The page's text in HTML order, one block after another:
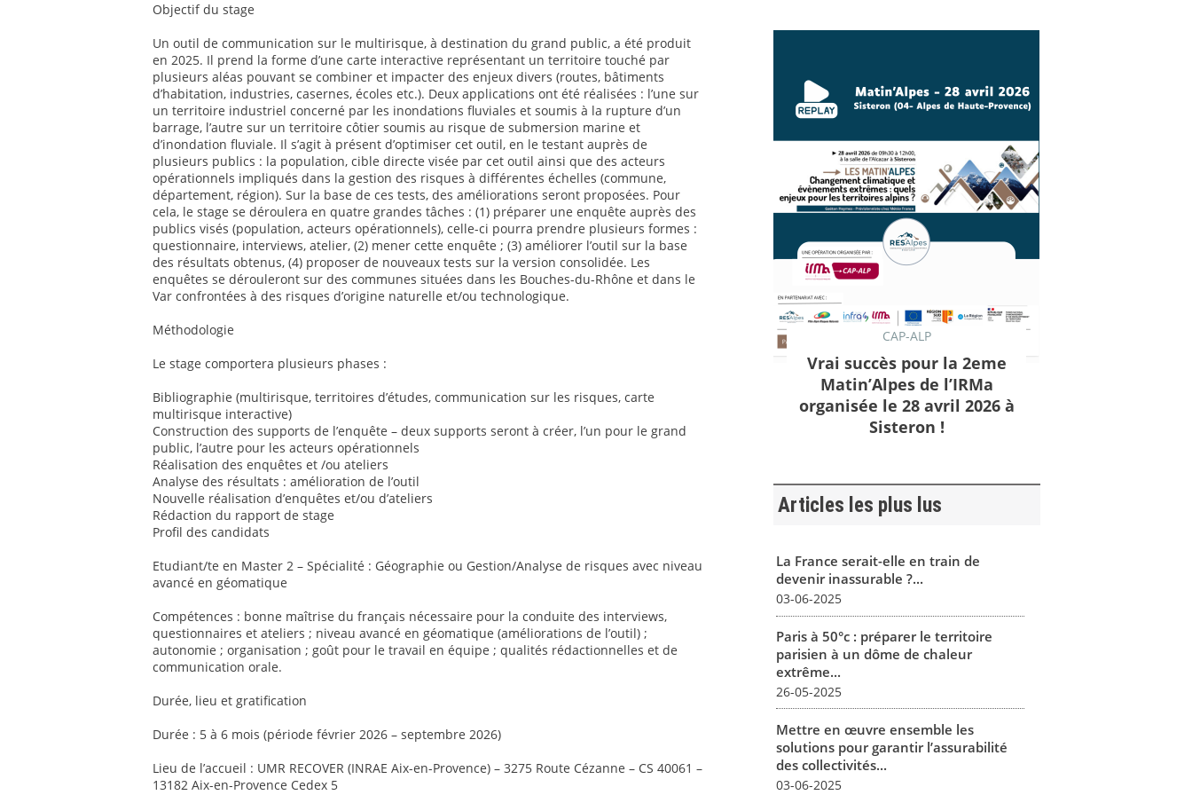
Objectif du stage
Un outil de communication sur le multirisque, à destination du grand public, a été produit
en 2025. Il prend la forme d’une carte interactive représentant un territoire touché par
plusieurs aléas pouvant se combiner et impacter des enjeux divers (routes, bâtiments
d’habitation, industries, casernes, écoles etc.). Deux applications ont été réalisées : l’une sur
un territoire industriel concerné par les inondations fluviales et soumis à la rupture d’un
barrage, l’autre sur un territoire côtier soumis au risque de submersion marine et
d’inondation fluviale. Il s’agit à présent d’optimiser cet outil, en le testant auprès de
plusieurs publics : la population, cible directe visée par cet outil ainsi que des acteurs
opérationnels impliqués dans la gestion des risques à différentes échelles (commune,
département, région). Sur la base de ces tests, des améliorations seront proposées. Pour
cela, le stage se déroulera en quatre grandes tâches : (1) préparer une enquête auprès des
publics visés (population, acteurs opérationnels), celle-ci pourra prendre plusieurs formes :
questionnaire, interviews, atelier, (2) mener cette enquête ; (3) améliorer l’outil sur la base
des résultats obtenus, (4) proposer de nouveaux tests sur la version consolidée. Les
enquêtes se dérouleront sur des communes situées dans les Bouches-du-Rhône et dans le
Var confrontées à des risques d’origine naturelle et/ou technologique.
Méthodologie
Le stage comportera plusieurs phases :
Bibliographie (multirisque, territoires d’études, communication sur les risques, carte
multirisque interactive)
Construction des supports de l’enquête – deux supports seront à créer, l’un pour le grand
public, l’autre pour les acteurs opérationnels
Réalisation des enquêtes et /ou ateliers
Analyse des résultats : amélioration de l’outil
Nouvelle réalisation d’enquêtes et/ou d’ateliers
Rédaction du rapport de stage
Profil des candidats
Etudiant/te en Master 2 – Spécialité : Géographie ou Gestion/Analyse de risques avec niveau
avancé en géomatique
Compétences : bonne maîtrise du français nécessaire pour la conduite des interviews,
questionnaires et ateliers ; niveau avancé en géomatique (améliorations de l’outil) ;
autonomie ; organisation ; goût pour le travail en équipe ; qualités rédactionnelles et de
communication orale.
Durée, lieu et gratification
Durée : 5 à 6 mois (période février 2026 – septembre 2026)
Lieu de l’accueil : UMR RECOVER (INRAE Aix-en-Provence) – 3275 Route Cézanne – CS 40061 –
13182 Aix-en-Provence Cedex 5
CAP-ALP
Vrai succès pour la 2eme
Matin’Alpes de l’IRMa
organisée le 28 avril 2026 à
Sisteron !
Articles les plus lus
La France serait-elle en train de
devenir inassurable ?...
03-06-2025
Paris à 50°c : préparer le territoire
parisien à un dôme de chaleur
extrême...
26-05-2025
Mettre en œuvre ensemble les
solutions pour garantir l’assurabilité
des collectivités...
03-06-2025